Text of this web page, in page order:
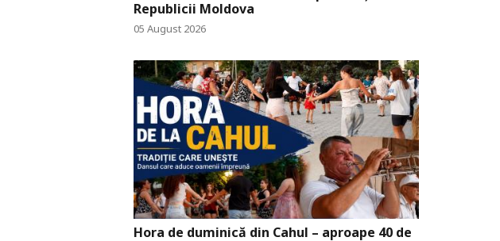
Republicii Moldova
05 August 2026
Hora de duminică din Cahul – aproape 40 de